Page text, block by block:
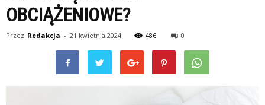
OBCIĄŻENIOWE?
Przez Redakcja - 21 kwietnia 2024 486 0